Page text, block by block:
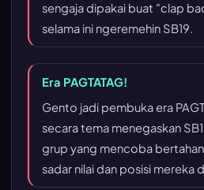
sengaja dipakai buat "clap
selama ini ngeremehin SB19.
Era PAGTATAG!
Gento jadi pembuka era
secara tema menegaskan
grup yang mencoba
sadar nilai dan posisi mereka